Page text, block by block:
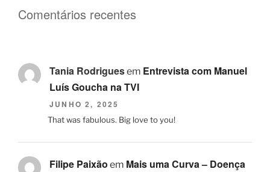
Comentários recentes
Tania Rodriguesem Entrevista com Manuel
Luís Goucha na TVI
JUNHO 2, 2025
That was fabulous. Big love to you!
Filipe Paixão em Mais uma Curva – Doença